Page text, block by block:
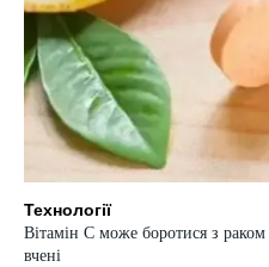
Технології
Вітамін C може боротися з
вчені